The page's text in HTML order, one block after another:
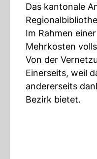
Das kantonale
Im Rahmen
Mehrkosten
Von der
Einerseits, weil
andererseits
Bezirk bietet.